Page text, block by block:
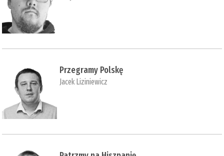
Przegramy Polskę
Jacek Liziniewicz